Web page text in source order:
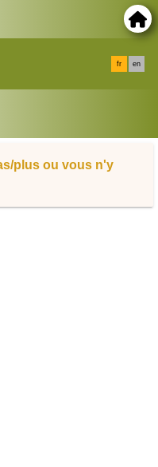
fr en
plus ou vous n'y